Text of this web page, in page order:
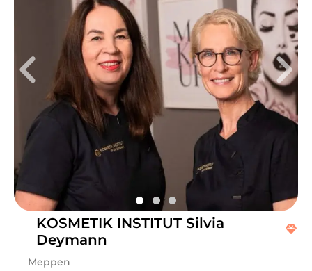
KOSMETIK INSTITUT Silvia
Deymann
Meppen